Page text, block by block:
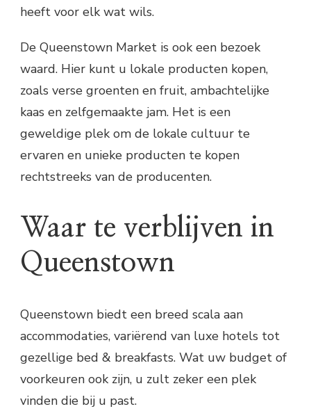
heeft voor elk wat wils.
De Queenstown Market is ook een bezoek
waard. Hier kunt u lokale producten kopen,
zoals verse groenten en fruit, ambachtelijke
kaas en zelfgemaakte jam. Het is een
geweldige plek om de lokale cultuur te
ervaren en unieke producten te kopen
rechtstreeks van de producenten.
Waar te verblijven in
Queenstown
Queenstown biedt een breed scala aan
accommodaties, variërend van luxe hotels tot
gezellige bed & breakfasts. Wat uw budget of
voorkeuren ook zijn, u zult zeker een plek
vinden die bij u past.